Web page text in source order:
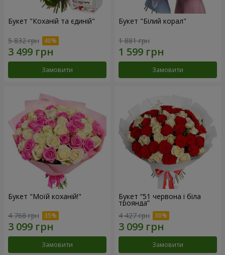
Букет "Коханій та єдиній"
5 832 грн
Замовити
Букет "Білий корал"
1 881 грн
Замовити
Букет "Моїй коханій!"
4 768 грн
Замовити
Букет “51 червона і біла
троянда”
4 427 грн
Замовити